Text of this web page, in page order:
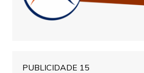
PUBLICIDADE 15